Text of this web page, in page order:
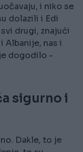
i niko se
dolazili i Edi
drugi, znajući
Albanije, nas i
dogodilo -
sigurno i
Dakle, to je